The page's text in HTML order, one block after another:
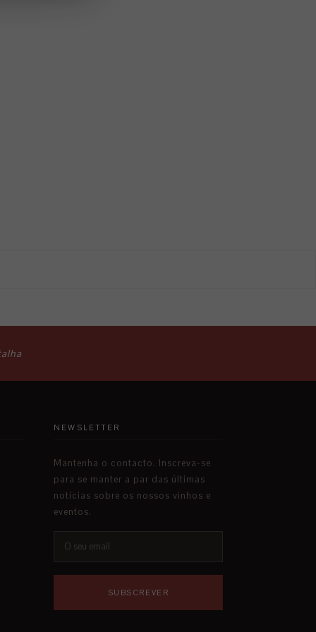
NEWSLETTER
Mantenha o contacto. Inscreva-se
para se manter a par das últimas
notícias sobre os nossos vinhos e
eventos.
SUBSCREVER